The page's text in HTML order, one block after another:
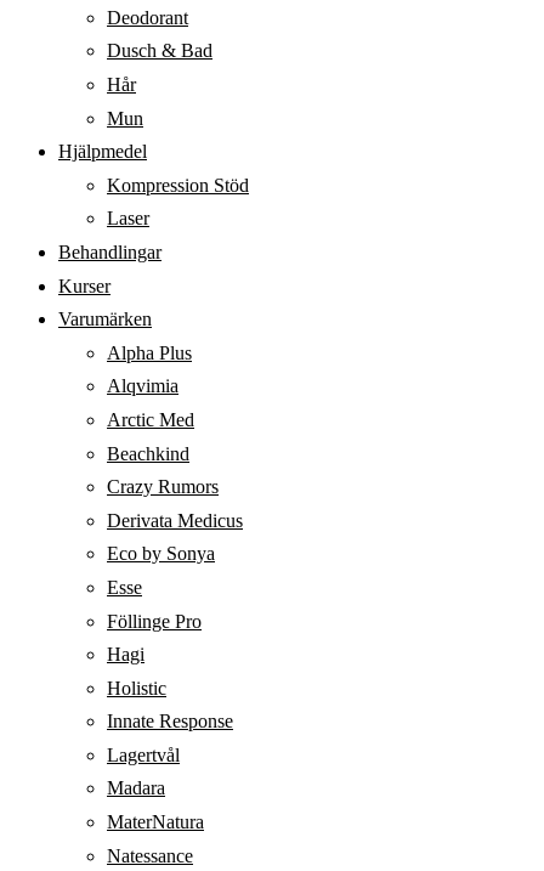
Deodorant
Dusch & Bad
Hår
Mun
Hjälpmedel
Kompression Stöd
Laser
Behandlingar
Kurser
Varumärken
Alpha Plus
Alqvimia
Arctic Med
Beachkind
Crazy Rumors
Derivata Medicus
Eco by Sonya
Esse
Föllinge Pro
Hagi
Holistic
Innate Response
Lagertvål
Madara
MaterNatura
Natessance